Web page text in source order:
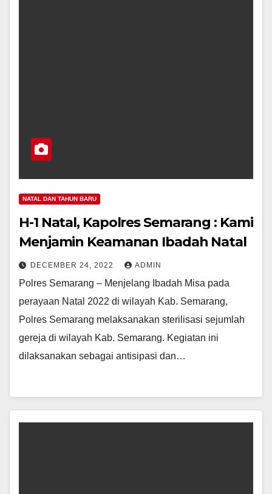
NATAL DAN TAHUN BARU
H-1 Natal, Kapolres Semarang : Kami
Menjamin Keamanan Ibadah Natal
DECEMBER 24, 2022 ADMIN
Polres Semarang – Menjelang Ibadah Misa pada
perayaan Natal 2022 di wilayah Kab. Semarang,
Polres Semarang melaksanakan sterilisasi sejumlah
gereja di wilayah Kab. Semarang. Kegiatan ini
dilaksanakan sebagai antisipasi dan…